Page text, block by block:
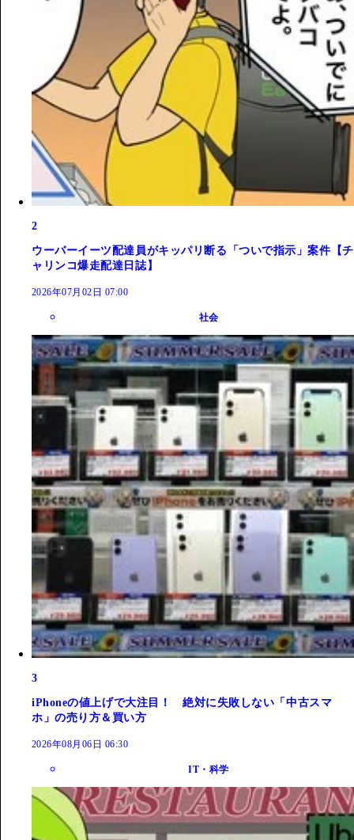
2
ウーバーイーツ配達員がキッパリ断る「ついで指示」案件【チ
ャリンコ爆走配達日誌】
2026年07月02日 07:00
社会
3
iPhoneの値上げで大注目！ 絶対に失敗しない「中古スマ
ホ」の売り方＆買い方
2026年08月06日 06:30
IT・科学